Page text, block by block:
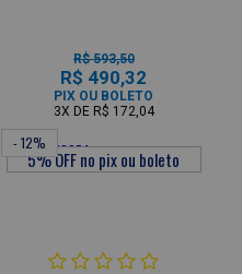
R$ 593,50
R$ 490,32
PIX OU BOLETO
3X DE R$ 172,04
- 12%